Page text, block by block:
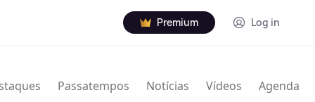
Premium Log in
Passatempos Notícias Vídeos Agenda